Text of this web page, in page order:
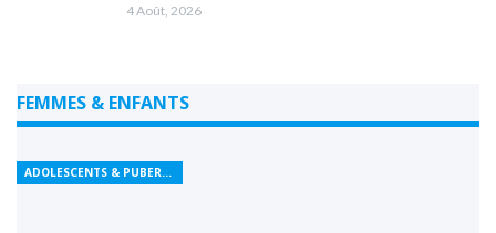
4 Août, 2026
FEMMES & ENFANTS
ADOLESCENTS & PUBERTÉ